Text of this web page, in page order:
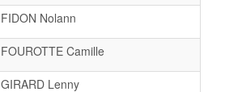
FIDON Nolann
FOUROTTE Camille
GIRARD Lenny